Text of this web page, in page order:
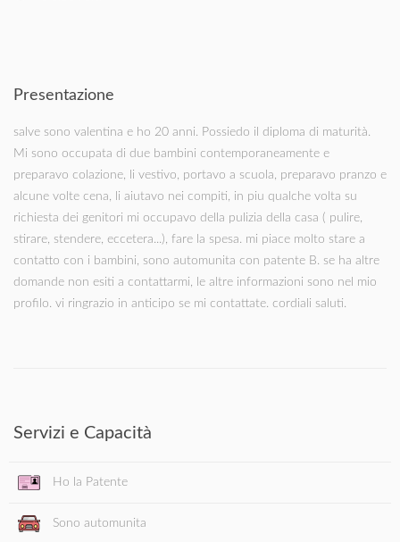
Presentazione
salve sono valentina e ho 20 anni. Possiedo il diploma di maturità.
Mi sono occupata di due bambini contemporaneamente e
preparavo colazione, li vestivo, portavo a scuola, preparavo pranzo e
alcune volte cena, li aiutavo nei compiti, in piu qualche volta su
richiesta dei genitori mi occupavo della pulizia della casa ( pulire,
stirare, stendere, eccetera...), fare la spesa. mi piace molto stare a
contatto con i bambini, sono automunita con patente B. se ha altre
domande non esiti a contattarmi, le altre informazioni sono nel mio
profilo. vi ringrazio in anticipo se mi contattate. cordiali saluti.
Servizi e Capacità
Ho la Patente
Sono automunita